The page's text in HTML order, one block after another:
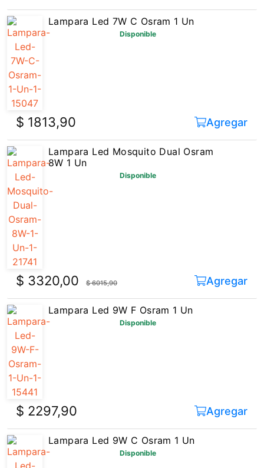
Lampara Led 7W C Osram 1 Un
Disponible
$ 1813,90 Agregar
Lampara Led Mosquito Dual Osram
8W 1 Un
Disponible
$ 3320,00 $ 6015,90 Agregar
Lampara Led 9W F Osram 1 Un
Disponible
$ 2297,90 Agregar
Lampara Led 9W C Osram 1 Un
Disponible